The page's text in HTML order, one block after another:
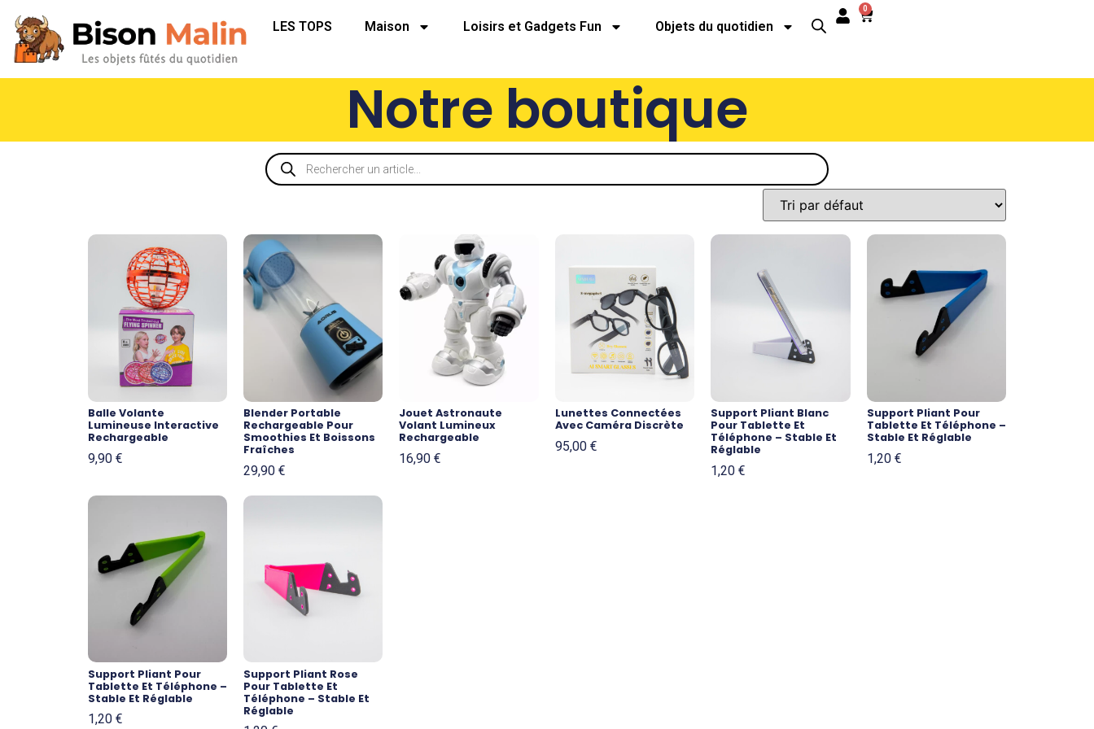
LES TOPS Maison Loisirs et Gadgets Fun Objets du quotidien
0
Notre boutique
Balle Volante
Lumineuse Interactive
Rechargeable
9,90 €
Blender Portable
Rechargeable Pour
Smoothies Et Boissons
Fraîches
29,90 €
Jouet Astronaute
Volant Lumineux
Rechargeable
16,90€
Lunettes Connectées
Avec Caméra Discrète
95,00 €
Support Pliant Blanc
Pour Tablette Et
Téléphone – Stable Et
Réglable
1,20€
Support Pliant Pour
Tablette Et Téléphone –
Stable Et Réglable
1,20 €
Support Pliant Pour
Tablette Et Téléphone –
Stable Et Réglable
1,20 €
Support Pliant Rose
Pour Tablette Et
Téléphone – Stable Et
Réglable